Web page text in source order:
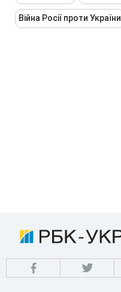
Війна Росії проти України